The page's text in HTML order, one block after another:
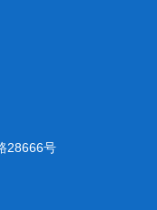
28666号